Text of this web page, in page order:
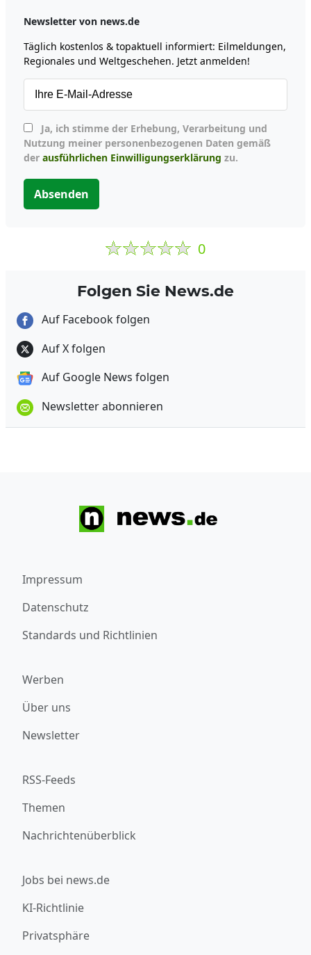
Newsletter von news.de
Täglich kostenlos & topaktuell informiert: Eilmeldungen,
Regionales und Weltgeschehen. Jetzt anmelden!
Nutzung meiner personenbezogenen Daten gemäß
der ausführlichen Einwilligungserklärung zu.
Absenden
0
Folgen Sie News.de
Auf Facebook folgen
Auf X folgen
Auf Google News folgen
Newsletter abonnieren
Impressum
Datenschutz
Standards und Richtlinien
Werben
Über uns
Newsletter
RSS-Feeds
Themen
Nachrichtenüberblick
Jobs bei news.de
KI-Richtlinie
Privatsphäre